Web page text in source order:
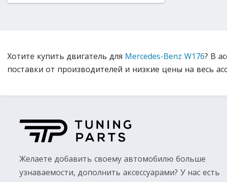
Хотите купить двигатель для Mercedes-Benz W176? В
поставки от производителей и низкие цены на весь
Желаете добавить своему автомобилю больше
узнаваемости, дополнить аксессуарами? У нас есть